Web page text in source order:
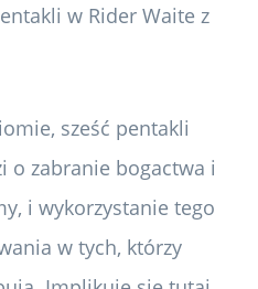
sześć pentakli
o zabranie bogactwa i
i wykorzystanie tego
w tych, którzy